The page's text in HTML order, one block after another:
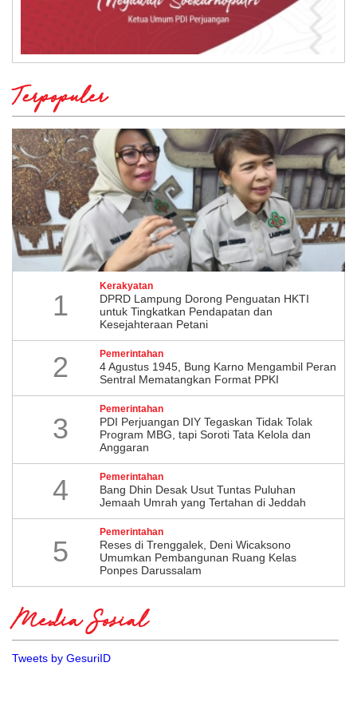
Terpopuler
1
Kerakyatan
DPRD Lampung Dorong Penguatan HKTI
untuk Tingkatkan Pendapatan dan
Kesejahteraan Petani
2 Pemerintahan
4 Agustus 1945, Bung Karno Mengambil Peran
Sentral Mematangkan Format PPKI
3
Pemerintahan
PDI Perjuangan DIY Tegaskan Tidak Tolak
Program MBG, tapi Soroti Tata Kelola dan
Anggaran
4 Pemerintahan
Bang Dhin Desak Usut Tuntas Puluhan
Jemaah Umrah yang Tertahan di Jeddah
5
Pemerintahan
​Reses di Trenggalek, Deni Wicaksono
Umumkan Pembangunan Ruang Kelas
Ponpes Darussalam
Media Sosial
Tweets by GesuriID